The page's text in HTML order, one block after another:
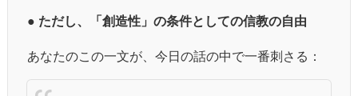
● ただし、「創造性」の条件としての信教の自由
あなたのこの一文が、今日の話の中で一番刺さる：